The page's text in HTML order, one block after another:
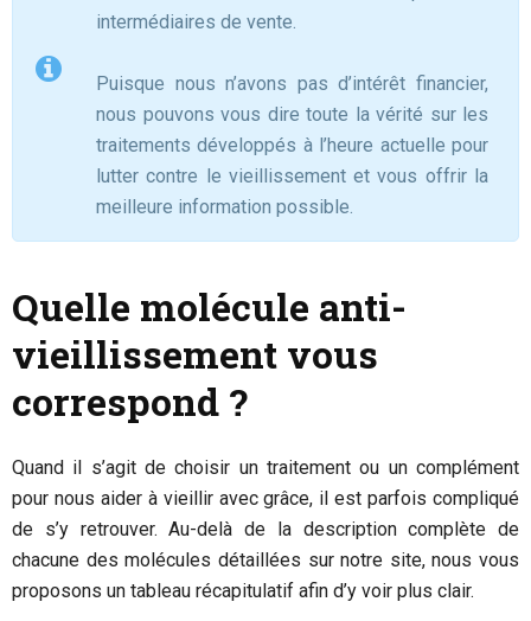
intermédiaires de vente.
Puisque nous n’avons pas d’intérêt financier,
nous pouvons vous dire toute la vérité sur les
traitements développés à l’heure actuelle pour
lutter contre le vieillissement et vous offrir la
meilleure information possible.
Quelle molécule anti-
vieillissement vous
correspond ?
Quand il s’agit de choisir un traitement ou un complément
pour nous aider à vieillir avec grâce, il est parfois compliqué
de s’y retrouver. Au-delà de la description complète de
chacune des molécules détaillées sur notre site, nous vous
proposons un tableau récapitulatif afin d’y voir plus clair.